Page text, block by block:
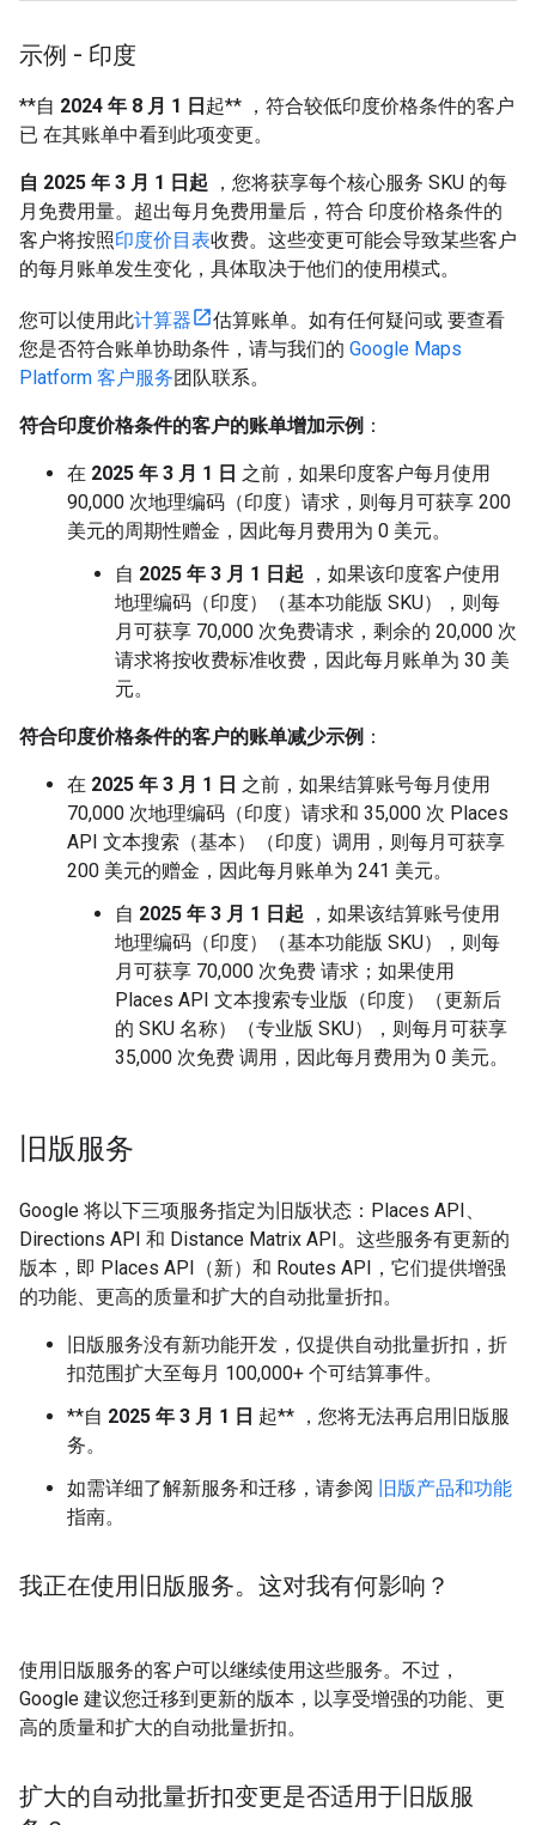
示例 - 印度
**自 2024 年 8 月 1 日起** ，符合较低印度价格条件的客户
已 在其账单中看到此项变更。
自 2025 年 3 月 1 日起 ，您将获享每个核心服务 SKU 的每
月免费用量。超出每月免费用量后，符合 印度价格条件的
客户将按照印度价目表收费。这些变更可能会导致某些客户
的每月账单发生变化，具体取决于他们的使用模式。
您可以使用此计算器
估算账单。如有任何疑问或 要查看
您是否符合账单协助条件，请与我们的 Google Maps
Platform 客户服务团队联系。
符合印度价格条件的客户的账单增加示例 ：
在 2025 年 3 月 1 日 之前，如果印度客户每月使用
90,000 次地理编码（印度）请求，则每月可获享 200
美元的周期性赠金，因此每月费用为 0 美元。
自 2025 年 3 月 1 日起 ，如果该印度客户使用
地理编码（印度）（基本功能版 SKU），则每
月可获享 70,000 次免费请求，剩余的 20,000 次
请求将按收费标准收费，因此每月账单为 30 美
元。
符合印度价格条件的客户的账单减少示例 ：
在 2025 年 3 月 1 日 之前，如果结算账号每月使用
70,000 次地理编码（印度）请求和 35,000 次 Places
API 文本搜索（基本）（印度）调用，则每月可获享
200 美元的赠金，因此每月账单为 241 美元。
自 2025 年 3 月 1 日起 ，如果该结算账号使用
地理编码（印度）（基本功能版 SKU），则每
月可获享 70,000 次免费 请求；如果使用
Places API 文本搜索专业版（印度）（更新后
的 SKU 名称）（专业版 SKU），则每月可获享
35,000 次免费 调用，因此每月费用为 0 美元。
旧版服务
Google 将以下三项服务指定为旧版状态：Places API、
Directions API 和 Distance Matrix API。这些服务有更新的
版本，即 Places API（新）和 Routes API，它们提供增强
的功能、更高的质量和扩大的自动批量折扣。
旧版服务没有新功能开发，仅提供自动批量折扣，折
扣范围扩大至每月 100,000+ 个可结算事件。
**自 2025 年 3 月 1 日 起** ，您将无法再启用旧版服
务。
如需详细了解新服务和迁移，请参阅 旧版产品和功能
指南。
我正在使用旧版服务。这对我有何影响？
使用旧版服务的客户可以继续使用这些服务。不过，
Google 建议您迁移到更新的版本，以享受增强的功能、更
高的质量和扩大的自动批量折扣。
扩大的自动批量折扣变更是否适用于旧版服